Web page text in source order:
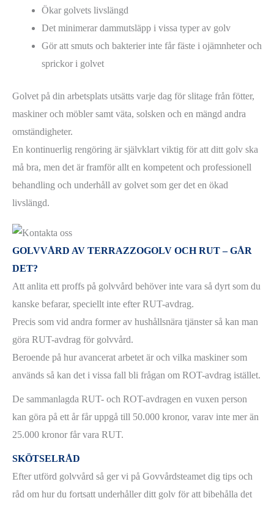
Ökar golvets livslängd
Det minimerar dammutsläpp i vissa typer av golv
Gör att smuts och bakterier inte får fäste i ojämnheter och
sprickor i golvet
Golvet på din arbetsplats utsätts varje dag för slitage från fötter,
maskiner och möbler samt väta, solsken och en mängd andra
omständigheter.
En kontinuerlig rengöring är självklart viktig för att ditt golv ska
må bra, men det är framför allt en kompetent och professionell
behandling och underhåll av golvet som ger det en ökad
livslängd.
GOLVVÅRD AV TERRAZZOGOLV OCH RUT – GÅR
DET?
Att anlita ett proffs på golvvård behöver inte vara så dyrt som du
kanske befarar, speciellt inte efter RUT-avdrag.
Precis som vid andra former av hushållsnära tjänster så kan man
göra RUT-avdrag för golvvård.
Beroende på hur avancerat arbetet är och vilka maskiner som
används så kan det i vissa fall bli frågan om ROT-avdrag istället.
De sammanlagda RUT- och ROT-avdragen en vuxen person
kan göra på ett år får uppgå till 50.000 kronor, varav inte mer än
25.000 kronor får vara RUT.
SKÖTSELRÅD
Efter utförd golvvård så ger vi på Govvårdsteamet dig tips och
råd om hur du fortsatt underhåller ditt golv för att bibehålla det